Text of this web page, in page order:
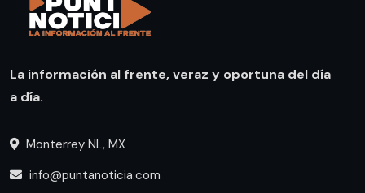
La información al frente, veraz y oportuna del día
a día.
Monterrey NL, MX
info@puntanoticia.com